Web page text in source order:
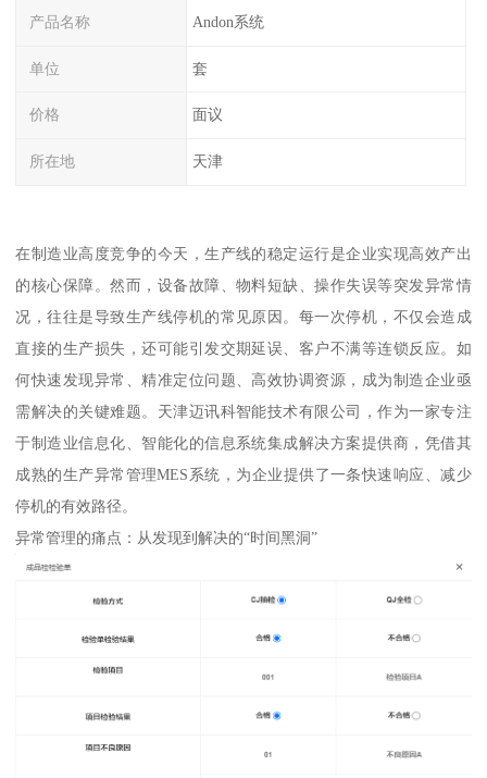
产品名称 Andon系统
单位 套
价格 面议
所在地 天津
在制造业高度竞争的今天，生产线的稳定运行是企业实现高效产出
的核心保障。然而，设备故障、物料短缺、操作失误等突发异常情
况，往往是导致生产线停机的常见原因。每一次停机，不仅会造成
直接的生产损失，还可能引发交期延误、客户不满等连锁反应。如
何快速发现异常、精准定位问题、高效协调资源，成为制造企业亟
需解决的关键难题。天津迈讯科智能技术有限公司，作为一家专注
于制造业信息化、智能化的信息系统集成解决方案提供商，凭借其
成熟的生产异常管理MES系统，为企业提供了一条快速响应、减少
停机的有效路径。
异常管理的痛点：从发现到解决的“时间黑洞”